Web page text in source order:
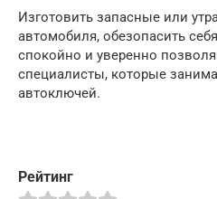
Изготовить запасные или
автомобиля, обезопасить
спокойно и уверенно
специалисты, которые
автоключей.
Рейтинг